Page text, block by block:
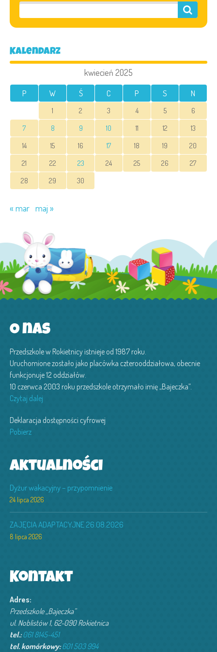
Kalendarz
kwiecień 2025
P W Ś C P S N
1 2 3 4 5
6
7
8 9 10 11 12
13
14
15 16 17 18 19
20
21
22 23 24 25 26
27
28
29 30
« mar maj »
O nas
Przedszkole w Rokietnicy istnieje od 1987 roku.
Uruchomione zostało jako placówka czterooddziałowa, obecnie
funkcjonuje 12 oddziałów.
10 czerwca 2003 roku przedszkole otrzymało imię „Bajeczka”.
Czytaj dalej
Deklaracja dostępności cyfrowej
Pobierz
Aktualności
Dyżur wakacyjny – przypomnienie
24 lipca 2026
ZAJĘCIA ADAPTACYJNE 26.08.2026
8 lipca 2026
Kontakt
Adres:
Przedszkole „Bajeczka”
ul. Noblistów 1, 62-090 Rokietnica
tel.:061 8145-451
tel. komórkowy:601 503 994‬